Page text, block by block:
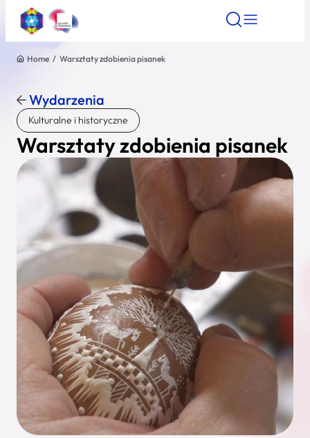
Znajdź atrakcję
Nazwa atrakcji
Miasto
Wyszukaj
Home / Warsztaty zdobienia pisanek
Wydarzenia
Kulturalne i historyczne
Warsztaty zdobienia pisanek